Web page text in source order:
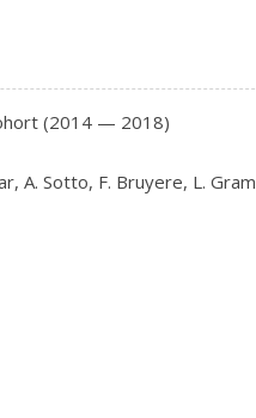
(2014 — 2018)
A. Sotto, F. Bruyere, L.